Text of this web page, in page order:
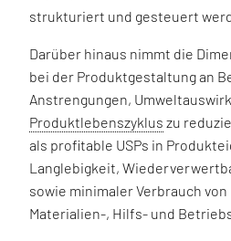
strukturiert und gesteuert
Darüber hinaus nimmt die
bei der Produktgestaltung an
Anstrengungen,
Produktlebenszyklus zu
als profitable USPs in
Langlebigkeit,
sowie minimaler Verbrauch
Materialien-, Hilfs- und